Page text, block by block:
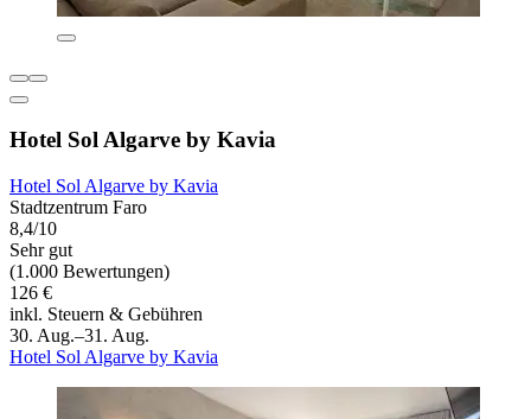
Hotel Sol Algarve by Kavia
Hotel Sol Algarve by Kavia
Stadtzentrum Faro
8,4/10
Sehr gut
(1.000 Bewertungen)
126 €
inkl. Steuern & Gebühren
30. Aug.–31. Aug.
Hotel Sol Algarve by Kavia